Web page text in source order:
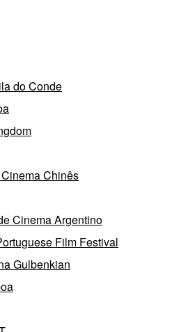
do Conde
Chinês
Cinema Argentino
Film Festival
Gulbenkian